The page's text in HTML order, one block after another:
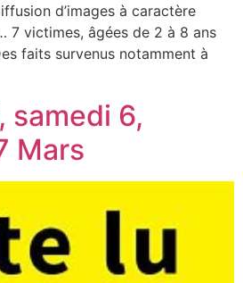
d’images à caractère
7 victimes, âgées de 2 à 8 ans
faits survenus notamment à
samedi 6,
Mars